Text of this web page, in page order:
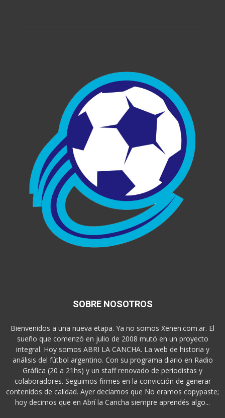
SOBRE NOSOTROS
Bienvenidos a una nueva etapa. Ya no somos Xenen.com.ar. El
sueño que comenzó en julio de 2008 mutó en un proyecto
integral. Hoy somos ABRI LA CANCHA. La web de historia y
análisis del fútbol argentino. Con su programa diario en Radio
Gráfica (20 a 21hs) y un staff renovado de periodistas y
colaboradores. Seguimos firmes en la convicción de generar
contenidos de calidad. Ayer decíamos que No eramos copypaste;
hoy decimos que en Abrí la Cancha siempre aprendés algo...